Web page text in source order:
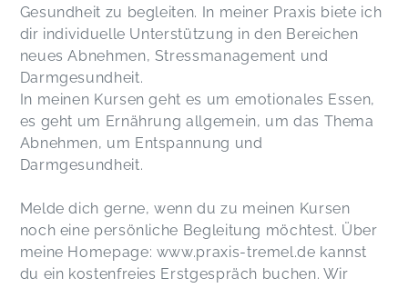
Gesundheit zu begleiten. In meiner Praxis biete ich
dir individuelle Unterstützung in den Bereichen
neues Abnehmen, Stressmanagement und
Darmgesundheit.
In meinen Kursen geht es um emotionales Essen,
es geht um Ernährung allgemein, um das Thema
Abnehmen, um Entspannung und
Darmgesundheit.
Melde dich gerne, wenn du zu meinen Kursen
noch eine persönliche Begleitung möchtest. Über
meine Homepage: www.praxis-tremel.de kannst
du ein kostenfreies Erstgespräch buchen. Wir